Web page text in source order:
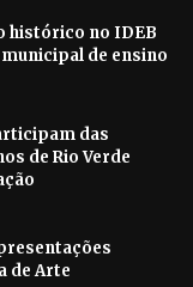
histórico no IDEB
de ensino
das
de Rio Verde
de Arte